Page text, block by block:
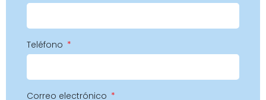
Teléfono
Correo electrónico